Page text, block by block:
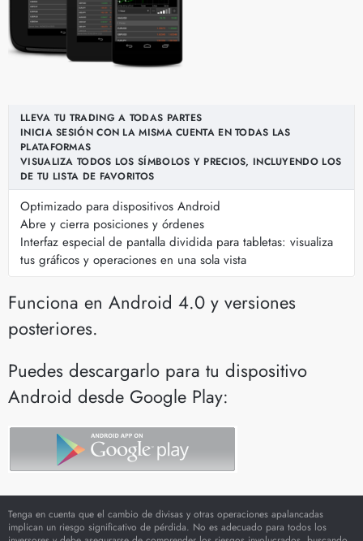
LLEVA TU TRADING A TODAS PARTES
INICIA SESIÓN CON LA MISMA CUENTA EN TODAS LAS
PLATAFORMAS
VISUALIZA TODOS LOS SÍMBOLOS Y PRECIOS, INCLUYENDO LOS
DE TU LISTA DE FAVORITOS
Optimizado para dispositivos Android
Abre y cierra posiciones y órdenes
Interfaz especial de pantalla dividida para tabletas: visualiza
tus gráficos y operaciones en una sola vista
Funciona en Android 4.0 y versiones
posteriores.
Puedes descargarlo para tu dispositivo
Android desde Google Play:
Tenga en cuenta que el cambio de divisas y otras operaciones apalancadas
implican un riesgo significativo de pérdida. No es adecuado para todos los